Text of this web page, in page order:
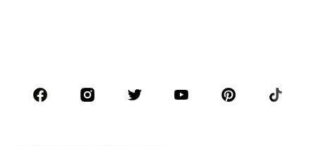
Aksesuāri
Premium